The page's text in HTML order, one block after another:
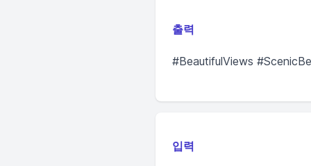
출력
#BeautifulViews
입력